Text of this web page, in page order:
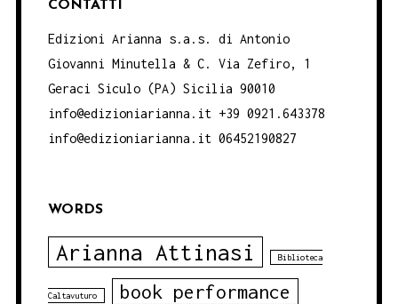
CONTATTI
Edizioni Arianna s.a.s. di Antonio
Giovanni Minutella & C. Via Zefiro, 1
Geraci Siculo (PA) Sicilia 90010
info@edizioniarianna.it +39 0921.643378
info@edizioniarianna.it 06452190827
WORDS
Arianna Attinasi Biblioteca
Caltavuturo book performance